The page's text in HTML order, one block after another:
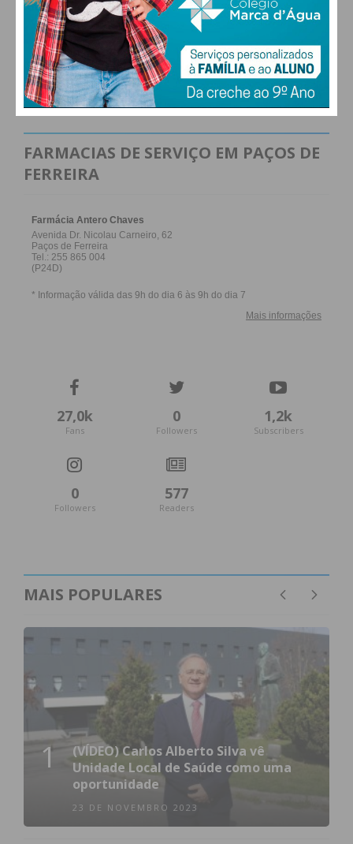
ALTERAR
FARMACIAS DE SERVIÇO EM PAÇOS DE
FERREIRA
27,0k
Fans
0
Followers
1,2k
Subscribers
0
Followers
577
Readers
MAIS POPULARES
1
(VÍDEO) Carlos Alberto Silva vê
Unidade Local de Saúde como uma
oportunidade
23 DE NOVEMBRO 2023